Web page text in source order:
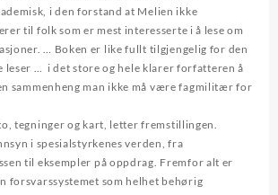
i den forstand at Melien ikke
til folk som er mest interesserte i å lese om
… Boken er like fullt tilgjengelig for den
leser … i det store og hele klarer forfatteren å
sammenheng man ikke må være fagmilitær for
tegninger og kart, letter fremstillingen.
i spesialstyrkenes verden, fra
til eksempler på oppdrag. Fremfor alt er
forsvarssystemet som helhet behørig